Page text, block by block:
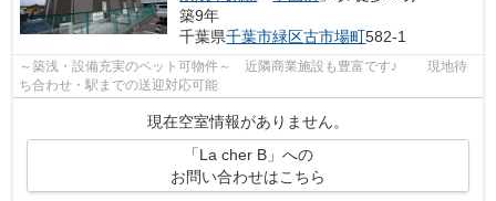
築9年
千葉県千葉市緑区古市場町582-1
～築浅・設備充実のペット可物件～ 近隣商業施設も豊富です♪ 現地待
ち合わせ・駅までの送迎対応可能
現在空室情報がありません。
「La cher B」への
お問い合わせはこちら